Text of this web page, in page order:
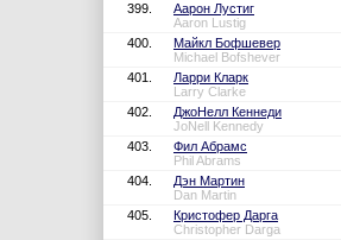
399.
Аарон Лустиг
Aaron Lustig
400.
Майкл Бофшевер
Michael Bofshever
401.
Ларри Кларк
Larry Clarke
402.
ДжоНелл Кеннеди
JoNell Kennedy
403.
Фил Абрамс
Phil Abrams
404.
Дэн Мартин
Dan Martin
405.
Кристофер Дарга
Christopher Darga